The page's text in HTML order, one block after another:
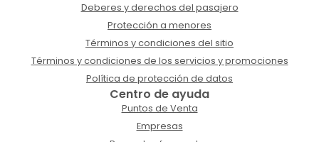
Deberes y derechos del pasajero
Protección a menores
Términos y condiciones del sitio
Términos y condiciones de los servicios y promociones
Política de protección de datos
Centro de ayuda
Puntos de Venta
Empresas